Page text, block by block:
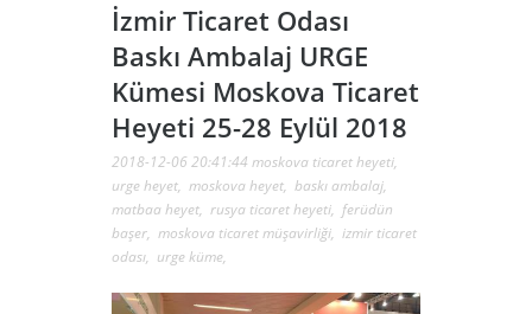
İzmir Ticaret Odası
Baskı Ambalaj URGE
Kümesi Moskova Ticaret
Heyeti 25-28 Eylül 2018
2018-12-06 20:41:44 moskova ticaret heyeti,
urge heyet, moskova heyet, baskı ambalaj,
matbaa heyet, rusya ticaret heyeti, ferüdün
başer, moskova ticaret müşavirliği, izmir ticaret
odası, urge küme,